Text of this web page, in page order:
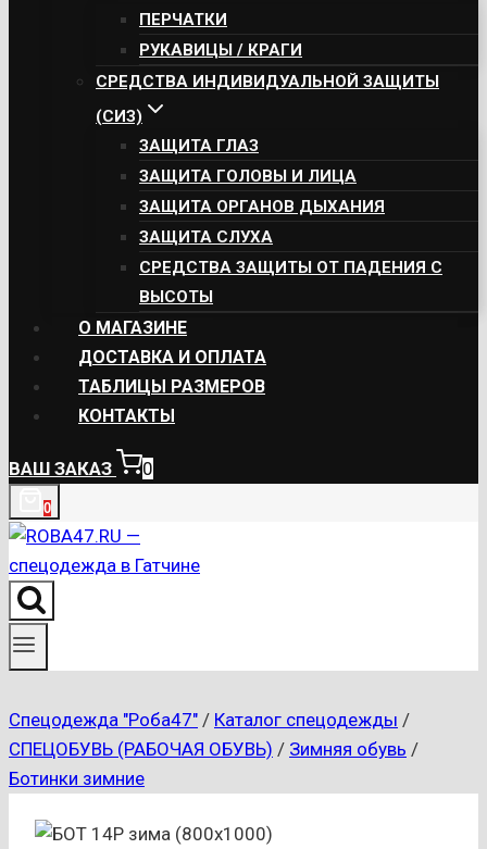
ПЕРЧАТКИ
РУКАВИЦЫ / КРАГИ
СРЕДСТВА ИНДИВИДУАЛЬНОЙ ЗАЩИТЫ
(СИЗ)
ЗАЩИТА ГЛАЗ
ЗАЩИТА ГОЛОВЫ И ЛИЦА
ЗАЩИТА ОРГАНОВ ДЫХАНИЯ
ЗАЩИТА СЛУХА
СРЕДСТВА ЗАЩИТЫ ОТ ПАДЕНИЯ С
ВЫСОТЫ
О МАГАЗИНЕ
ДОСТАВКА И ОПЛАТА
ТАБЛИЦЫ РАЗМЕРОВ
КОНТАКТЫ
ВАШ ЗАКАЗ 0
0
Спецодежда "Роба47" / Каталог спецодежды /
СПЕЦОБУВЬ (РАБОЧАЯ ОБУВЬ) / Зимняя обувь /
Ботинки зимние